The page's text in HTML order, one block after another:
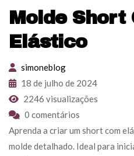
Molde Short
Elástico
simoneblog
18 de julho de 2024
2246 visualizações
0 comentários
Aprenda a criar um short com
molde detalhado. Ideal para